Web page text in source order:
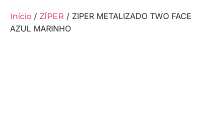
Início / ZÍPER / ZIPER METALIZADO TWO FACE
AZUL MARINHO